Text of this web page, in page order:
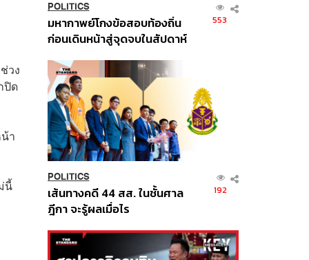
วง
ปิด
า
นี้
POLITICS
มหากาพย์โกงข้อสอบท้องถิ่น
ก่อนเดินหน้าสู่จุดจบในสัปดาห์
553
POLITICS
เส้นทางคดี 44 สส. ในชั้นศาล
ฎีกา จะรู้ผลเมื่อไร
192